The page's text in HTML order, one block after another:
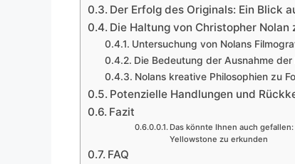
Der Erfolg des Originals: Ein Blick
Die Haltung von Christopher
Untersuchung von Nolans
Die Bedeutung der Ausnahme
Nolans kreative Philosophien zu
Potenzielle Handlungen und
Fazit
Das könnte Ihnen auch
Yellowstone zu erkunden
FAQ